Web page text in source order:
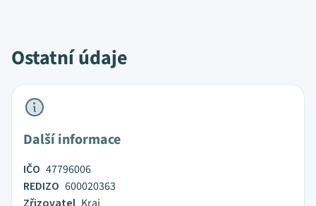
Ostatní údaje
Další informace
IČO 47796006
REDIZO 600020363